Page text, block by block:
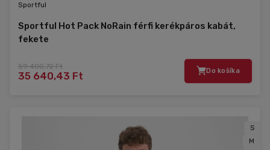
Sportful
Sportful Hot Pack NoRain férfi kerékpáros kabát,
fekete
59 400,72 Ft
35 640,43 Ft Do košíka
S
M